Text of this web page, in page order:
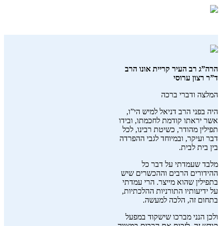
הרה”ג רב העיר קריית אונו הרב
ד”ר רצון ערוסי
המלצה ודברי ברכה
היה בפני הרב דניאל למיש הי”ו,
אשר יראתו קודמת לחכמתו, ובידו
תפילין מהודר, כשיטת רבינו, לכל
דבר ועיקר, ובמיוחד לגבי ההפרדה
בין בית לבית.
מלבד שעמדתי על דבר כל
ההידורים הרבים וההכשרים שיש
בתפילין שהוא מייצר. הרי עמדתי
על ידיעותיו התורניות ההלכתיות,
בתחום זה, הלכה למעשה.
ולכן הנני מברכו שישקוד במפעל